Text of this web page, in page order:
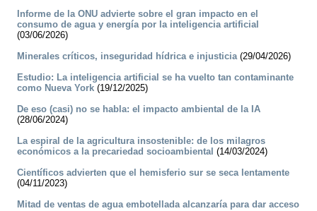
Informe de la ONU advierte sobre el gran impacto en el
consumo de agua y energía por la inteligencia artificial
(03/06/2026)
Minerales críticos, inseguridad hídrica e injusticia(29/04/2026)
Estudio: La inteligencia artificial se ha vuelto tan contaminante
como Nueva York (19/12/2025)
De eso (casi) no se habla: el impacto ambiental de la IA
(28/06/2024)
La espiral de la agricultura insostenible: de los milagros
económicos a la precariedad socioambiental (14/03/2024)
Científicos advierten que el hemisferio sur se seca lentamente
(04/11/2023)
Mitad de ventas de agua embotellada alcanzaría para dar acceso